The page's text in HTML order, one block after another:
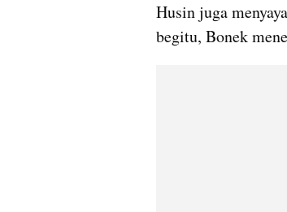
Husin juga
begitu, Bonek